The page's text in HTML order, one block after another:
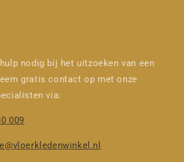
nodig bij het uitzoeken van een
gratis contact op met onze
via:
009